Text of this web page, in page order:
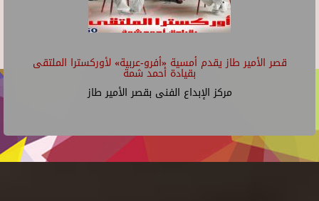
قصر الأمير طاز يقدم أمسية «أفرو-عربية» لأوركسترا الملتقى
بقيادة أحمد شمة
مركز الإبداع الفنى بقصر الأمير طاز